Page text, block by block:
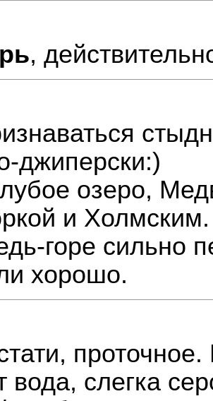
,
джиперски:)
озеро,
и
горе сильно
хорошо.
вода, слегка